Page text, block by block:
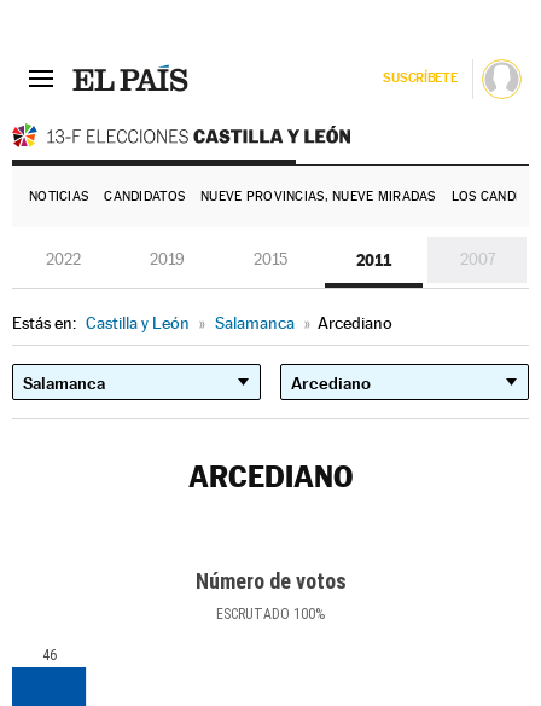
SUSCRÍBETE
NOTICIAS CANDIDATOS NUEVE PROVINCIAS, NUEVE MIRADAS LOS
2022 2019 2015 2011 2007
Estás en: Castilla y León » Salamanca » Arcediano
ARCEDIANO
Número de votos
ESCRUTADO 100%
46